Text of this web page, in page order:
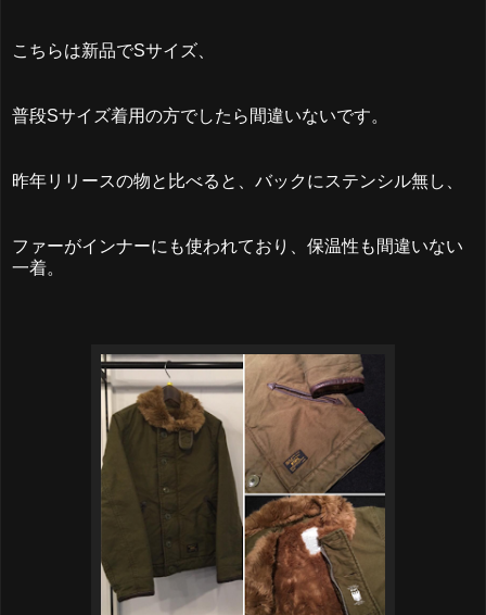
こちらは新品でSサイズ、
普段Sサイズ着用の方でしたら間違いないです。
昨年リリースの物と比べると、バックにステンシル無し、
ファーがインナーにも使われており、保温性も間違いない
一着。